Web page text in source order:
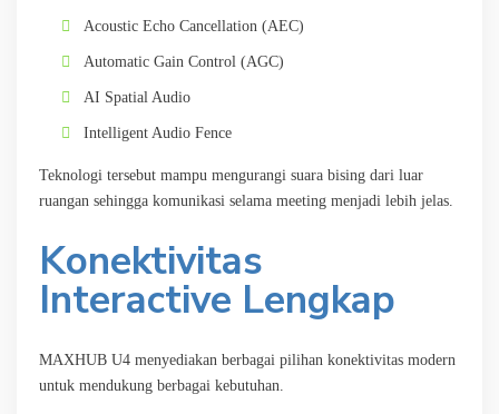
Acoustic Echo Cancellation (AEC)
Automatic Gain Control (AGC)
AI Spatial Audio
Intelligent Audio Fence
Teknologi tersebut mampu mengurangi suara bising dari luar
ruangan sehingga komunikasi selama meeting menjadi lebih jelas.
Konektivitas
Interactive Lengkap
MAXHUB U4 menyediakan berbagai pilihan konektivitas modern
untuk mendukung berbagai kebutuhan.